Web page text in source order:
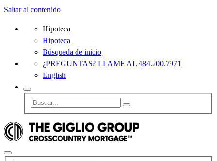
Saltar al contenido
Hipoteca
Hipoteca
Búsqueda de inicio
¿PREGUNTAS? LLAME AL 484.200.7971
English